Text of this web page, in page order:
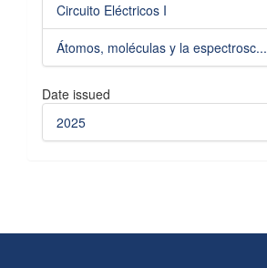
Circuito Eléctricos I
Átomos, moléculas y la espectrosc...
Date issued
2025